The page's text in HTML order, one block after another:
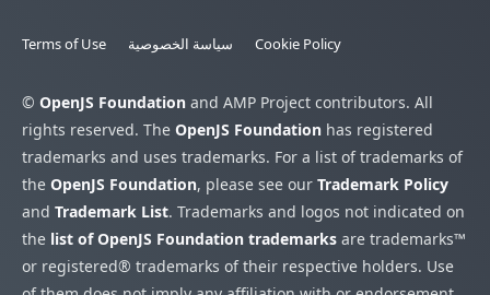
Terms of Use سياسة الخصوصية Cookie Policy
© OpenJS Foundation and AMP Project contributors. All
rights reserved. The OpenJS Foundation has registered
trademarks and uses trademarks. For a list of trademarks of
the OpenJS Foundation, please see our Trademark Policy
and Trademark List. Trademarks and logos not indicated on
the list of OpenJS Foundation trademarks are trademarks™
or registered® trademarks of their respective holders. Use